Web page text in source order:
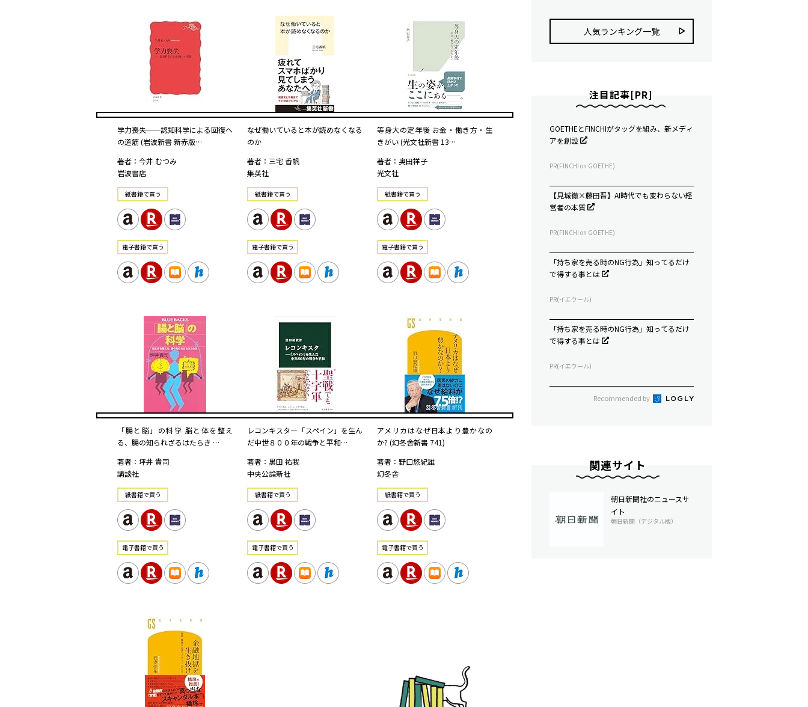
学力喪失──認知科学による回復へ
の道筋 (岩波新書 新赤版…
著者：今井 むつみ
岩波書店
紙書籍で買う
電⼦書籍で買う
なぜ働いていると本が読めなくなる
のか
著者：三宅 香帆
集英社
紙書籍で買う
電⼦書籍で買う
等身大の定年後 お金・働き方・生
きがい (光文社新書 13…
著者：奥田祥子
光文社
紙書籍で買う
電⼦書籍で買う
「腸と脳」の科学 脳と体を整え
る、腸の知られざるはたらき …
著者：坪井 貴司
講談社
紙書籍で買う
電⼦書籍で買う
レコンキスタ―「スペイン」を生ん
だ中世８００年の戦争と平和…
著者：黒田 祐我
中央公論新社
紙書籍で買う
電⼦書籍で買う
アメリカはなぜ日本より豊かなの
か? (幻冬舎新書 741)
著者：野口悠紀雄
幻冬舎
紙書籍で買う
電⼦書籍で買う
人気ランキング⼀覧
注目記事[PR]
GOETHEとFINCHIがタッグを組み、新メディ
アを創設
PR(FINCHI on GOETHE)
【見城徹×藤田晋】AI時代でも変わらない経
営者の本質
PR(FINCHI on GOETHE)
「持ち家を売る時のNG行為」知ってるだけ
で得する事とは
PR(イエウール)
「持ち家を売る時のNG行為」知ってるだけ
で得する事とは
PR(イエウール)
Recommended by
関連サイト
朝日新聞社のニュースサ
イト
朝日新聞（デジタル版）